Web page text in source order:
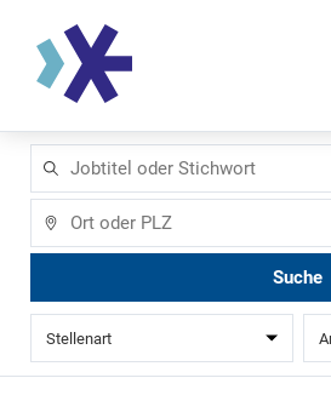
oder
Stichwort
Suche
Stellenart